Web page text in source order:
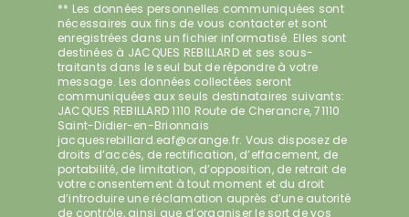
** Les données personnelles communiquées sont
nécessaires aux fins de vous contacter et sont
enregistrées dans un fichier informatisé. Elles sont
destinées à JACQUES REBILLARD et ses sous-
traitants dans le seul but de répondre à votre
message. Les données collectées seront
communiquées aux seuls destinataires suivants:
JACQUES REBILLARD 1110 Route de Cherancre, 71110
Saint-Didier-en-Brionnais
jacquesrebillard.eaf@orange.fr. Vous disposez de
droits d’accès, de rectification, d’effacement, de
portabilité, de limitation, d’opposition, de retrait de
votre consentement à tout moment et du droit
d’introduire une réclamation auprès d’une autorité
de contrôle, ainsi que d’organiser le sort de vos